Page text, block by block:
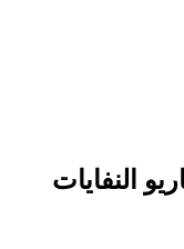
النفايات